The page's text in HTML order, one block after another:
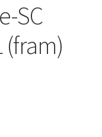
SC
(fram)